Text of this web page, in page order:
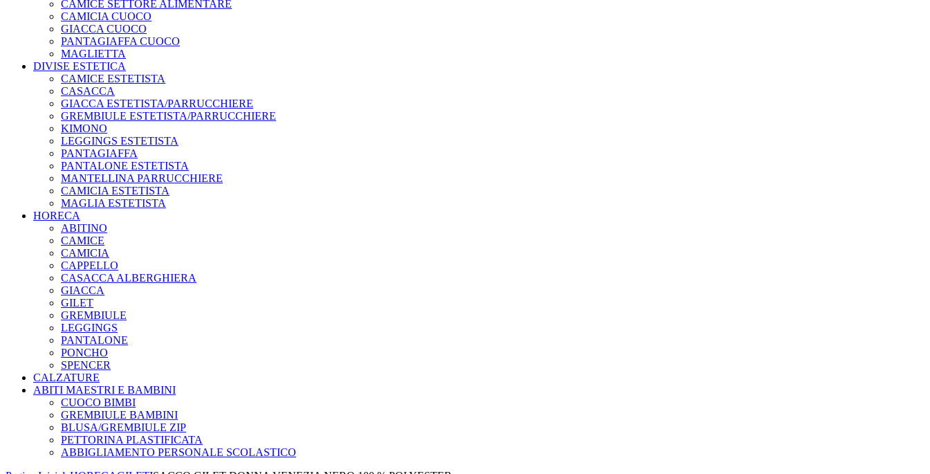
CAMICE SETTORE ALIMENTARE
CAMICIA CUOCO
GIACCA CUOCO
PANTAGIAFFA CUOCO
MAGLIETTA
DIVISE ESTETICA
CAMICE ESTETISTA
CASACCA
GIACCA ESTETISTA/PARRUCCHIERE
GREMBIULE ESTETISTA/PARRUCCHIERE
KIMONO
LEGGINGS ESTETISTA
PANTAGIAFFA
PANTALONE ESTETISTA
MANTELLINA PARRUCCHIERE
CAMICIA ESTETISTA
MAGLIA ESTETISTA
HORECA
ABITINO
CAMICE
CAMICIA
CAPPELLO
CASACCA ALBERGHIERA
GIACCA
GILET
GREMBIULE
LEGGINGS
PANTALONE
PONCHO
SPENCER
CALZATURE
ABITI MAESTRI E BAMBINI
CUOCO BIMBI
GREMBIULE BAMBINI
BLUSA/GREMBIULE ZIP
PETTORINA PLASTIFICATA
ABBIGLIAMENTO PERSONALE SCOLASTICO